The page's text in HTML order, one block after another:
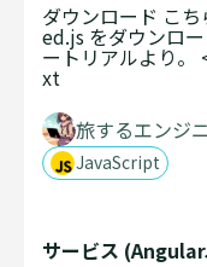
ダウンロード こ
ed.js をダウンロ
ートリアルより
xt
旅するエンジ
JavaScript
サービス